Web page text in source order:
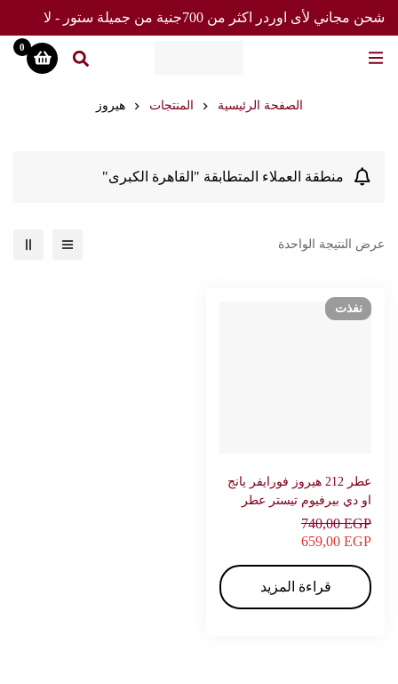
شحن مجاني لأى اوردر اكثر من 700جنية من جميلة ستور - لا
تفوت العرض
0
الصفحة الرئيسية المنتجات هيروز
منطقة العملاء المتطابقة "القاهرة الكبرى"
عرض النتيجة الواحدة
نفذت
عطر 212 هيروز فورايفر يانج
او دي بيرفيوم تيستر عطر
للرجال 90 – كارولينا هيريرا740,00EGP
659,00 EGP
قراءة المزيد